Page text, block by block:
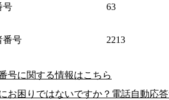
号 63
番号 2213
号に関する情報はこちら
お困りではないですか？電話自動応